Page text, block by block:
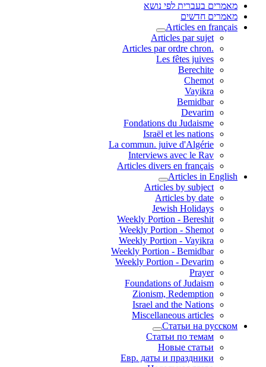
מאמרים בעברית לפי נושא
מאמרים חדשים
Articles en français
Articles par sujet
.Articles par ordre chron
Les fêtes juives
Berechite
Chemot
Vayikra
Bemidbar
Devarim
Fondations du Judaisme
Israël et les nations
La commun. juive d'Algérie
Interviews avec le Rav
Articles divers en français
Articles in English
Articles by subject
Articles by date
Jewish Holidays
Weekly Portion - Bereshit
Weekly Portion - Shemot
Weekly Portion - Vayikra
Weekly Portion - Bemidbar
Weekly Portion - Devarim
Prayer
Foundations of Judaism
Zionism, Redemption
Israel and the Nations
Miscellaneous articles
Статьи на русском
Статьи по темам
Новые статьи
Евр. даты и праздники